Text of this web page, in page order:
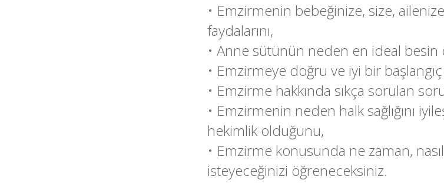
• Emzirmenin bebeğinize, size,
faydalarını,
• Anne sütünün neden en ideal
• Emzirmeye doğru ve iyi bir başlangıç
• Emzirme hakkında sıkça sorulan
• Emzirmenin neden halk sağlığını
hekimlik olduğunu,
• Emzirme konusunda ne zaman,
isteyeceğinizi öğreneceksiniz.